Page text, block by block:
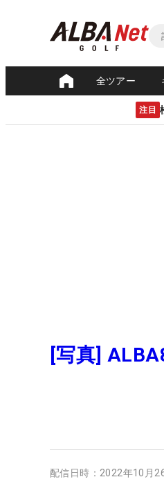
全ツアー
注目
[写真]
配信日時： 2022年10月